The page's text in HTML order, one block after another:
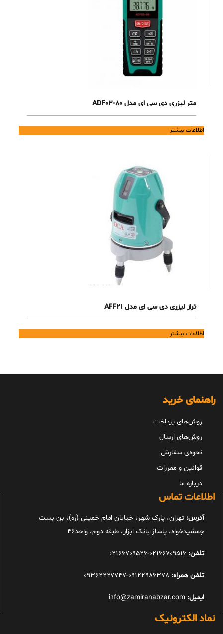
متر لیزری دی سی ای مدل ADF03-80
اطلاعات بیشتر
تراز لیزری دی سی ای مدل AFF21
اطلاعات بیشتر
راهنمای خرید
روش‌های پرداخت
روش‌های ارسال
نحوه‌ی سفارش
قوانین و مقررات
درباره ما
اطلاعات تماس
آدرس: تهران، پارک شهر، خیابان امام خمینی (ره)، بن بست
جمشیدخواه، پاساژ بانک ابزار، طبقه دوم، واحد46
تلفن:
تلفن همراه: 09122986378-09362227747
ایمیل:
نماد الکترونیک